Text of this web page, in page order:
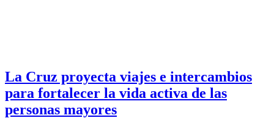
La Cruz proyecta viajes e intercambios
para fortalecer la vida activa de las
personas mayores